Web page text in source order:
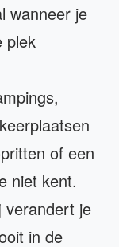
wanneer je
plek
of een
niet kent.
verandert je
in de